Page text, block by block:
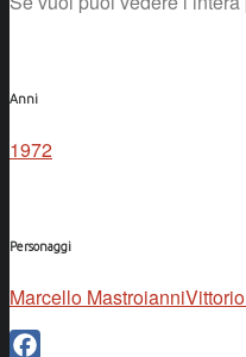
Anni
1972
Personaggi
Marcello Mastroianni